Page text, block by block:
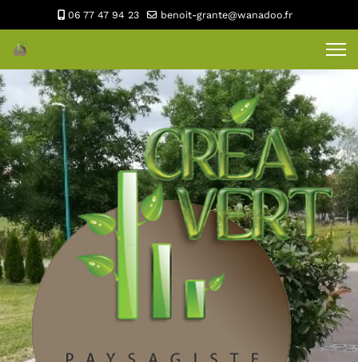
06 77 47 94 23 benoit-grante@wanadoo.fr